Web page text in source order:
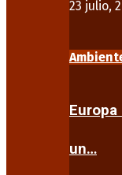
23 julio,
un…